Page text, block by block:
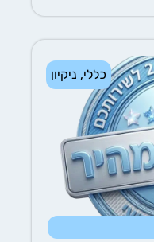
כללי,ניקיון